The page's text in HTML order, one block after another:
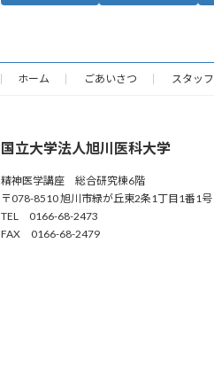
ホーム ごあいさつ スタッフ
国立大学法人旭川医科大学
精神医学講座 総合研究棟6階
〒078-8510 旭川市緑が丘東2条1丁目1番1号
TEL 0166-68-2473
FAX 0166-68-2479